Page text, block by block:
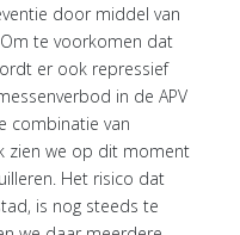
door middel van
te voorkomen dat
er ook repressief
in de APV
combinatie van
zien we op dit moment
Het risico dat
is nog steeds te